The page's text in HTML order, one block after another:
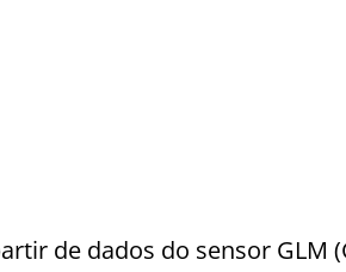
de dados do sensor GLM